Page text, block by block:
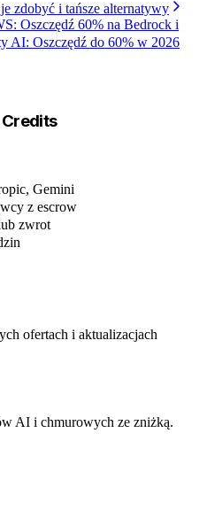
zdobyć i tańsze alternatywy
Oszczędź 60% na Bedrock i
AI: Oszczędź do 60% w 2026
Gemini
z escrow
zwrot
ofertach i aktualizacjach
AI i chmurowych ze zniżką.